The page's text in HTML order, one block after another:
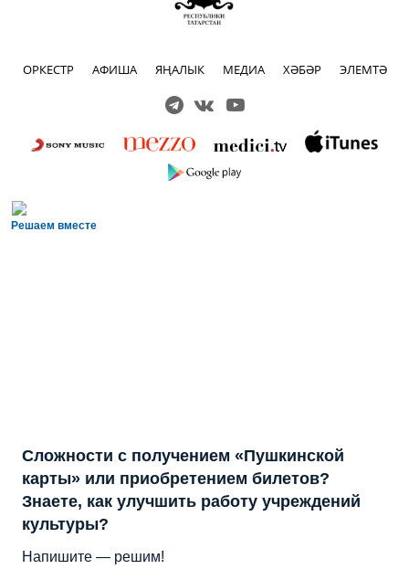
ОРКЕСТР АФИША ЯҢАЛЫК МЕДИА ХӘБӘР ЭЛЕМТӘ
Решаем вместе
Сложности с получением «Пушкинской
карты» или приобретением билетов?
Знаете, как улучшить работу учреждений
культуры?
Напишите — решим!